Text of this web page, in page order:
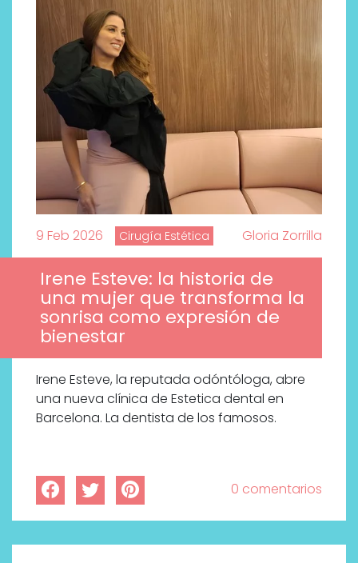
9 Feb 2026 Cirugía Estética Gloria Zorrilla
Irene Esteve: la historia de
una mujer que transforma la
sonrisa como expresión de
bienestar
Irene Esteve, la reputada odóntóloga, abre
una nueva clínica de Estetica dental en
Barcelona. La dentista de los famosos.
0 comentarios